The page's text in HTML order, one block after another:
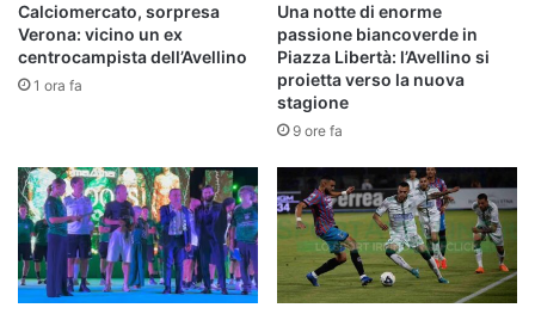
Calciomercato, sorpresa
Verona: vicino un ex
centrocampista dell’Avellino
1 ora fa
Una notte di enorme
passione biancoverde in
Piazza Libertà: l’Avellino si
proietta verso la nuova
stagione
9 ore fa